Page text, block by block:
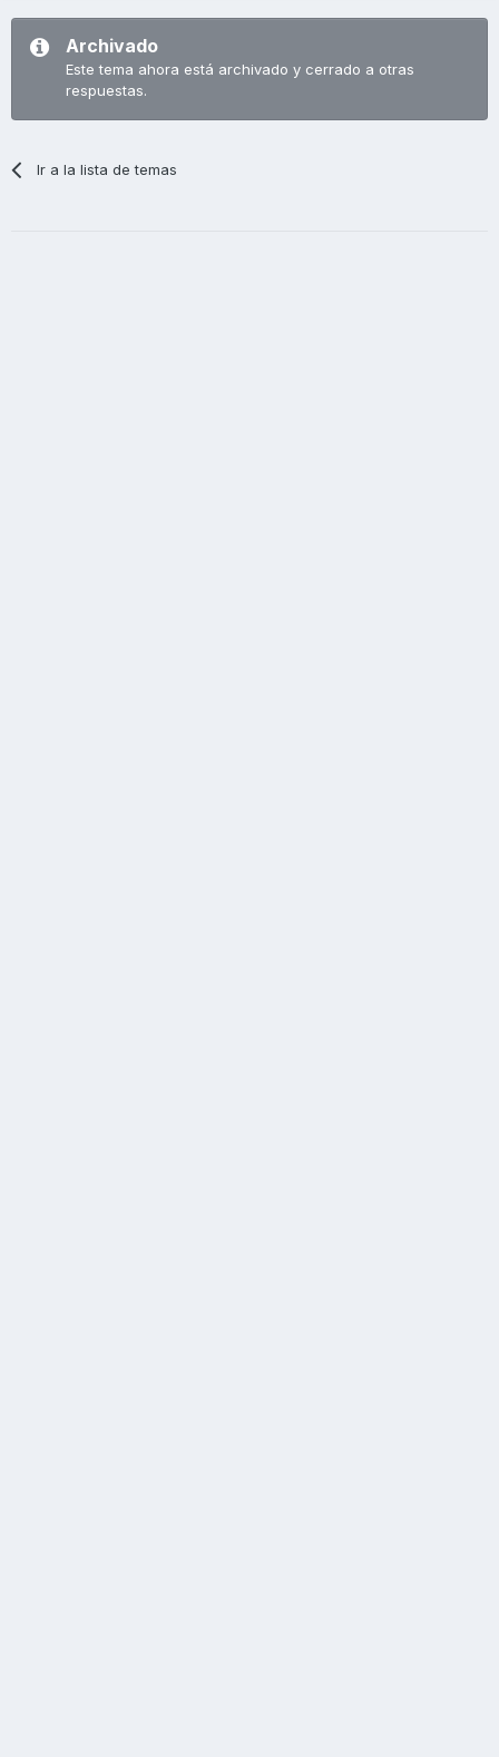
Archivado
Este tema ahora está archivado y cerrado a otras
respuestas.
Ir a la lista de temas